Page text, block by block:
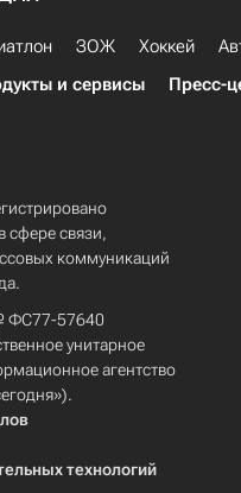
ЗОЖ Хоккей
и сервисы Пресс-
сфере связи,
коммуникаций
ФС77-57640
унитарное
агентство
технологий